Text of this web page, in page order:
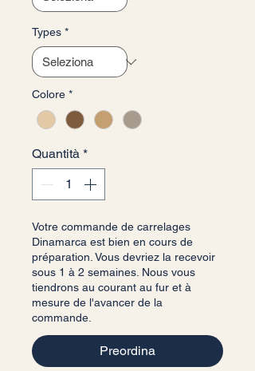
Types *
Colore *
Quantità *
Votre commande de carrelages
Dinamarca est bien en cours de
préparation. Vous devriez la recevoir
sous 1 à 2 semaines. Nous vous
tiendrons au courant au fur et à
mesure de l'avancer de la
commande.
Preordina